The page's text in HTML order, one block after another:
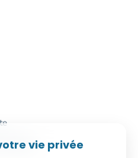
vie privée